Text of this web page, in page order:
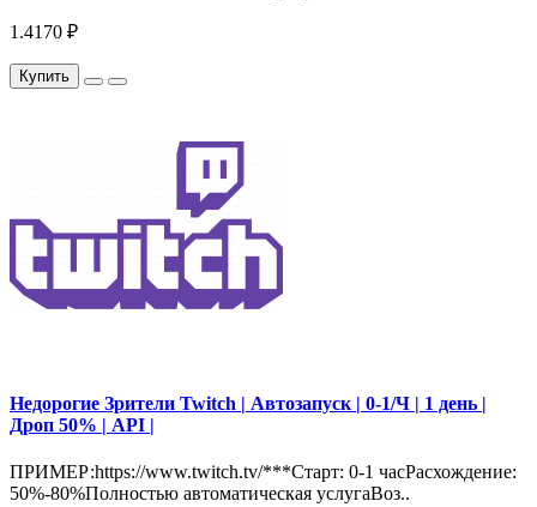
1.4170 ₽
Купить
Недорогие Зрители Twitch | Автозапуск | 0-1/Ч | 1 день |
Дроп 50% | API |
ПРИМЕР:https://www.twitch.tv/***Старт: 0-1 часРасхождение:
50%-80%Полностью автоматическая услугаВоз..